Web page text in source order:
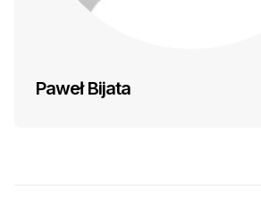
Paweł Bijata